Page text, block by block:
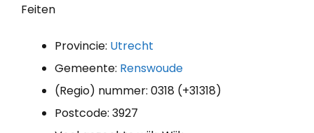
Feiten
Provincie: Utrecht
Gemeente: Renswoude
(Regio) nummer: 0318 (+31318)
Postcode: 3927